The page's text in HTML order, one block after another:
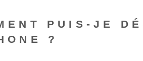
PUIS-JE
?